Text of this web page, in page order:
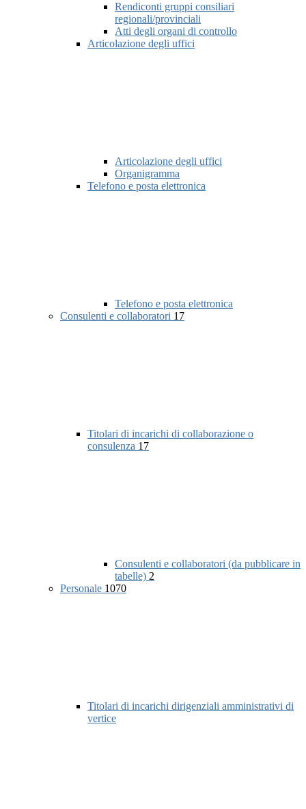
Rendiconti gruppi consiliari
regionali/provinciali
Atti degli organi di controllo
Articolazione degli uffici
Articolazione degli uffici
Organigramma
Telefono e posta elettronica
Telefono e posta elettronica
Consulenti e collaboratori 17
Titolari di incarichi di collaborazione o
consulenza 17
Consulenti e collaboratori (da pubblicare in
tabelle) 2
Personale 1070
Titolari di incarichi dirigenziali amministrativi di
vertice